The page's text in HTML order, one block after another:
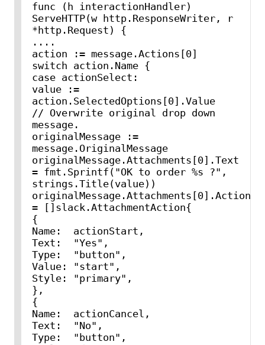
func (h interactionHandler)
ServeHTTP(w http.ResponseWriter, r
*http.Request) {
....
action := message.Actions[0]
switch action.Name {
case actionSelect:
value :=
action.SelectedOptions[0].Value
// Overwrite original drop down
message.
originalMessage :=
message.OriginalMessage
originalMessage.Attachments[0].Text
= fmt.Sprintf("OK to order %s ?",
strings.Title(value))
originalMessage.Attachments[0].Actions
= []slack.AttachmentAction{
{
Name:  actionStart,
Text:  "Yes",
Type:  "button",
Value: "start",
Style: "primary",
},
{
Name:  actionCancel,
Text:  "No",
Type:  "button",